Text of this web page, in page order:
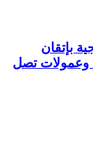
بإتقان
أو الفرنسية راتب 33 ألف وعمولات تصل